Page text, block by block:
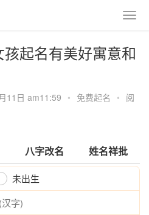
起名有美好寓意和
11日 am11:59 • 免费起名 • 阅
八字改名 姓名祥批
未出生